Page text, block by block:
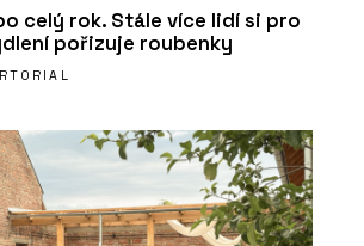
celý rok. Stále více lidí si pro
pořizuje roubenky